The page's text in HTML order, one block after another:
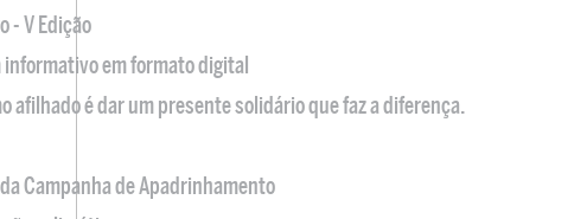
- V Edição
em formato digital
afilhado é dar um presente solidário que faz a diferença.
Campanha de Apadrinhamento